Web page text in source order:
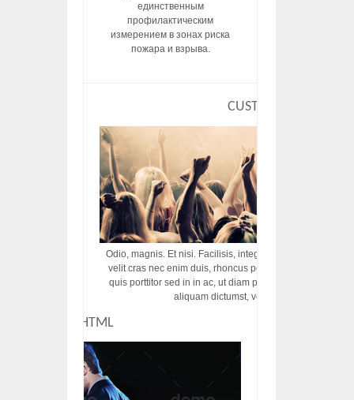
единственным
профилактическим
измерением в зонах риска
пожара и взрыва.
CUSTOM HTML
Odio, magnis. Et nisi. Facilisis, integer! Risus augue! Non
velit cras nec enim duis, rhoncus porttitor ac vut rhoncus
quis porttitor sed in in ac, ut diam porttitor odio nunc
aliquam dictumst, vel amet tincidunt
CUSTOM HTML